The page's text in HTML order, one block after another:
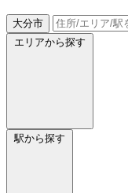
大分市
エリアから探す
駅から探す